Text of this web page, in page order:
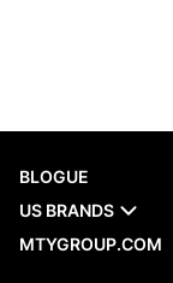
BLOGUE
US BRANDS
MTYGROUP.COM